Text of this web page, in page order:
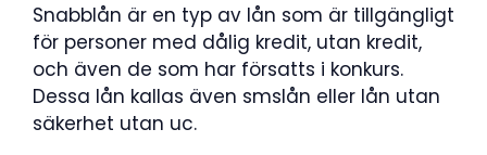
Snabblån är en typ av lån som är tillgängligt
för personer med dålig kredit, utan kredit,
och även de som har försatts i konkurs.
Dessa lån kallas även smslån eller lån utan
säkerhet utan uc.